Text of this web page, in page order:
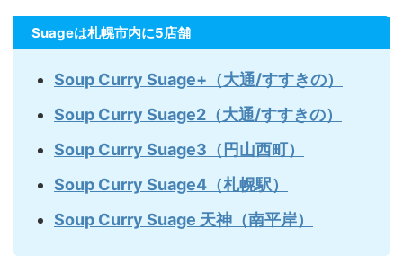
Suageは札幌市内に5店舗
Soup Curry Suage+（大通/すすきの）
Soup Curry Suage2（大通/すすきの）
Soup Curry Suage3（円山西町）
Soup Curry Suage4（札幌駅）
Soup Curry Suage 天神（南平岸）